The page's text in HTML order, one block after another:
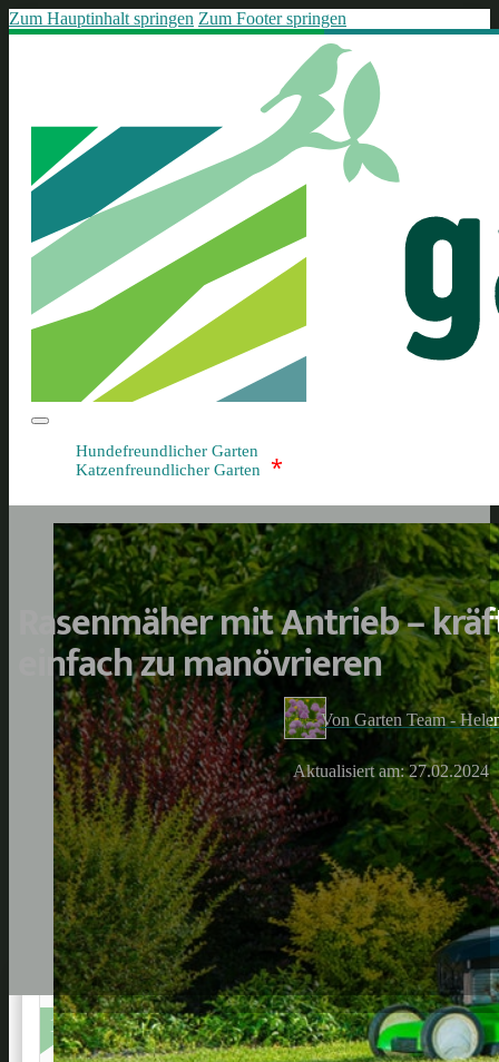
Zum Hauptinhalt springen Zum Footer springen
Hundefreundlicher Garten
Katzenfreundlicher Garten
*
Rasenmäher mit Antrieb –
einfach zu manövrieren
Von Garten Team -
Aktualisiert am: 27.02.2024
1
Makita